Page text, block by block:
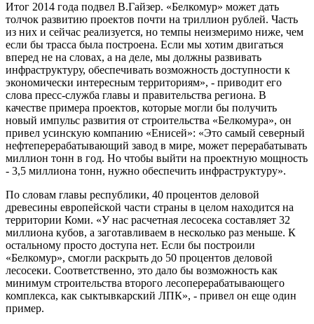
Итог 2014 года подвел В.Гайзер. «Белкомур» может дать
толчок развитию проектов почти на триллион рублей. Часть
из них и сейчас реализуется, но темпы неизмеримо ниже, чем
если бы трасса была построена. Если мы хотим двигаться
вперед не на словах, а на деле, мы должны развивать
инфраструктуру, обеспечивать возможность доступности к
экономически интересным территориям», - приводит его
слова пресс-служба главы и правительства региона. В
качестве примера проектов, которые могли бы получить
новый импульс развития от строительства «Белкомура», он
привел усинскую компанию «Енисей»: «Это самый северный
нефтеперерабатывающий завод в мире, может перерабатывать
миллион тонн в год. Но чтобы выйти на проектную мощность
- 3,5 миллиона тонн, нужно обеспечить инфраструктуру».
По словам главы республики, 40 процентов деловой
древесины европейской части страны в целом находится на
территории Коми. «У нас расчетная лесосека составляет 32
миллиона кубов, а заготавливаем в несколько раз меньше. К
остальному просто доступа нет. Если бы построили
«Белкомур», смогли раскрыть до 50 процентов деловой
лесосеки. Соответственно, это дало бы возможность как
минимум строительства второго лесоперерабатывающего
комплекса, как сыктывкарский ЛПК», - привел он еще один
пример.